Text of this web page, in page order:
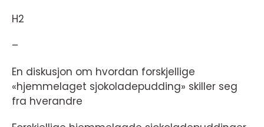
H2
–
En diskusjon om hvordan forskjellige
«hjemmelaget sjokoladepudding» skiller seg
fra hverandre